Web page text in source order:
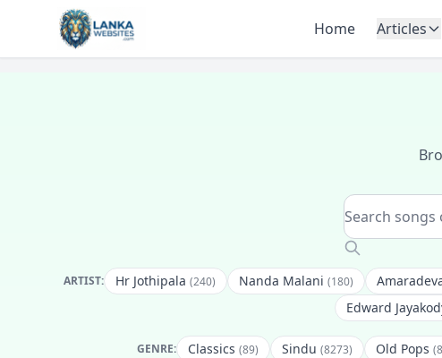
Skip to content
Home Articles
ARTIST: Hr Jothipala (240) Nanda Malani (180)
Edward
GENRE: Classics (89) Sindu (8273) Old Pops